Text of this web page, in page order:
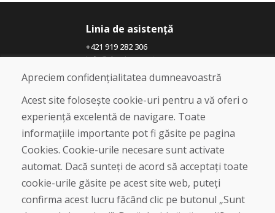
Linia de asistență
+421 919 282 306
info@domivosport.ro
Blog
Despre noi
Magazin
Contact
Cumpărare
Magazin online
Termeni și condiții de afaceri
Apreciem confidențialitatea dumneavoastră
Acest site folosește cookie-uri pentru a vă oferi o
experiență excelentă de navigare. Toate
informațiile importante pot fi găsite pe pagina
Cookies. Cookie-urile necesare sunt activate
automat. Dacă sunteți de acord să acceptați toate
cookie-urile găsite pe acest site web, puteți
confirma acest lucru făcând clic pe butonul „Sunt